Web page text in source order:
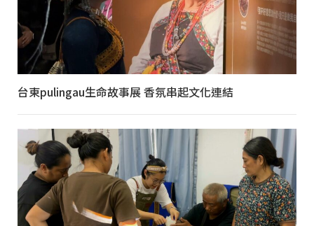
台東pulingau生命故事展 香氛串起文化連結